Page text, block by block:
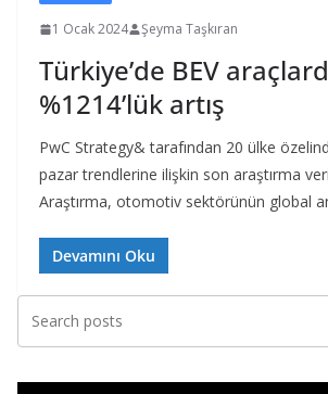
1 Ocak 2024 Şeyma Taşkıran
Türkiye’de BEV
%1214’lük artış
PwC Strategy& tarafından 20 ülke
pazar trendlerine ilişkin son araştırma
Araştırma, otomotiv sektörünün global
Devamını Oku